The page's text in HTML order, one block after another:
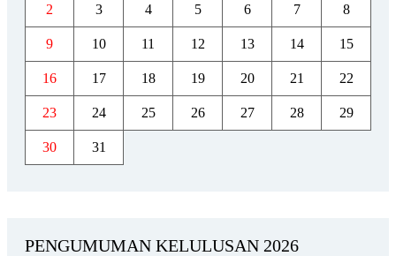
2 3 4 5 6 7 8
9 10 11 12 13 14 15
16 17 18 19 20 21 22
23 24 25 26 27 28 29
30 31
PENGUMUMAN KELULUSAN 2026